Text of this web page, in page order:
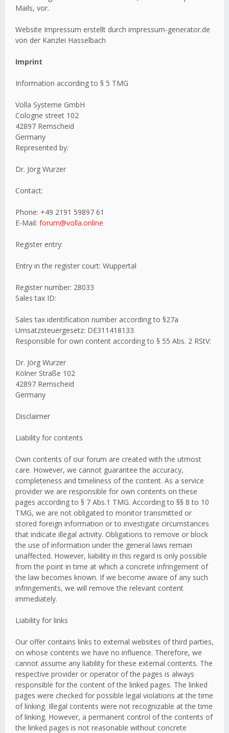
Mails, vor.
Website Impressum erstellt durch impressum-generator.de
von der Kanzlei Hasselbach
Imprint
Information according to § 5 TMG
Volla Systeme GmbH
Cologne street 102
42897 Remscheid
Germany
Represented by:
Dr. Jörg Wurzer
Contact:
Phone: +49 2191 59897 61
E-Mail: forum@volla.online
Register entry:
Entry in the register court: Wuppertal
Register number: 28033
Sales tax ID:
Sales tax identification number according to §27a
Umsatzsteuergesetz: DE311418133.
Responsible for own content according to § 55 Abs. 2 RStV:
Dr. Jörg Wurzer
Kölner Straße 102
42897 Remscheid
Germany
Disclaimer
Liability for contents
Own contents of our forum are created with the utmost
care. However, we cannot guarantee the accuracy,
completeness and timeliness of the content. As a service
provider we are responsible for own contents on these
pages according to § 7 Abs.1 TMG. According to §§ 8 to 10
TMG, we are not obligated to monitor transmitted or
stored foreign information or to investigate circumstances
that indicate illegal activity. Obligations to remove or block
the use of information under the general laws remain
unaffected. However, liability in this regard is only possible
from the point in time at which a concrete infringement of
the law becomes known. If we become aware of any such
infringements, we will remove the relevant content
immediately.
Liability for links
Our offer contains links to external websites of third parties,
on whose contents we have no influence. Therefore, we
cannot assume any liability for these external contents. The
respective provider or operator of the pages is always
responsible for the content of the linked pages. The linked
pages were checked for possible legal violations at the time
of linking. Illegal contents were not recognizable at the time
of linking. However, a permanent control of the contents of
the linked pages is not reasonable without concrete